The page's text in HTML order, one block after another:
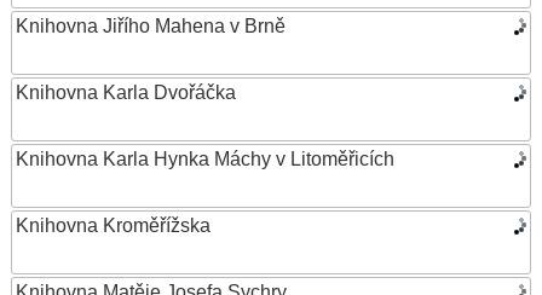
Knihovna Jiřího Mahena v Brně
Knihovna Karla Dvořáčka
Knihovna Karla Hynka Máchy v Litoměřicích
Knihovna Kroměřížska